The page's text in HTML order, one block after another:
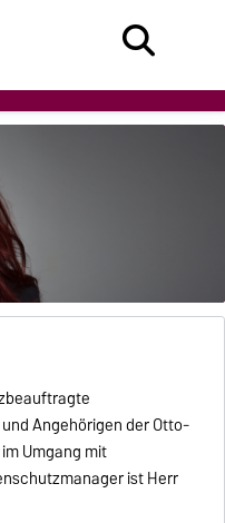
Angehörigen der Otto-
Umgang mit
ist Herr